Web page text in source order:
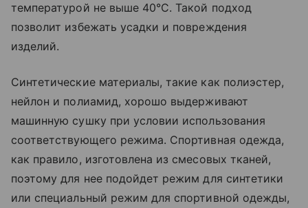
температурой не выше 40°C. Такой подход
позволит избежать усадки и повреждения
изделий.
Синтетические материалы, такие как полиэстер,
нейлон и полиамид, хорошо выдерживают
машинную сушку при условии использования
соответствующего режима. Спортивная одежда,
как правило, изготовлена из смесовых тканей,
поэтому для нее подойдет режим для синтетики
или специальный режим для спортивной одежды,